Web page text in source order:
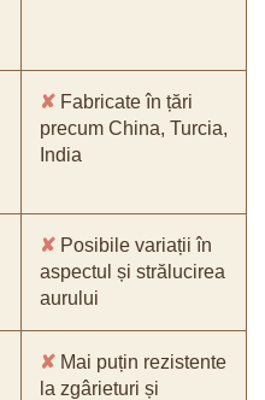
✘ Fabricate în țări
precum China, Turcia,
India
✘ Posibile variații în
aspectul și strălucirea
aurului
✘ Mai puțin rezistente
la zgârieturi și